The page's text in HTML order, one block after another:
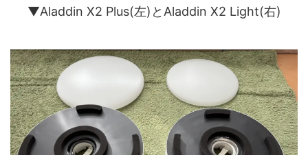
▼Aladdin X2 Plus(左)とAladdin X2 Light(右)